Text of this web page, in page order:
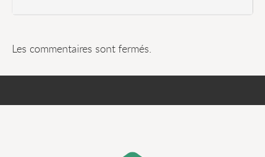
Les commentaires sont fermés.